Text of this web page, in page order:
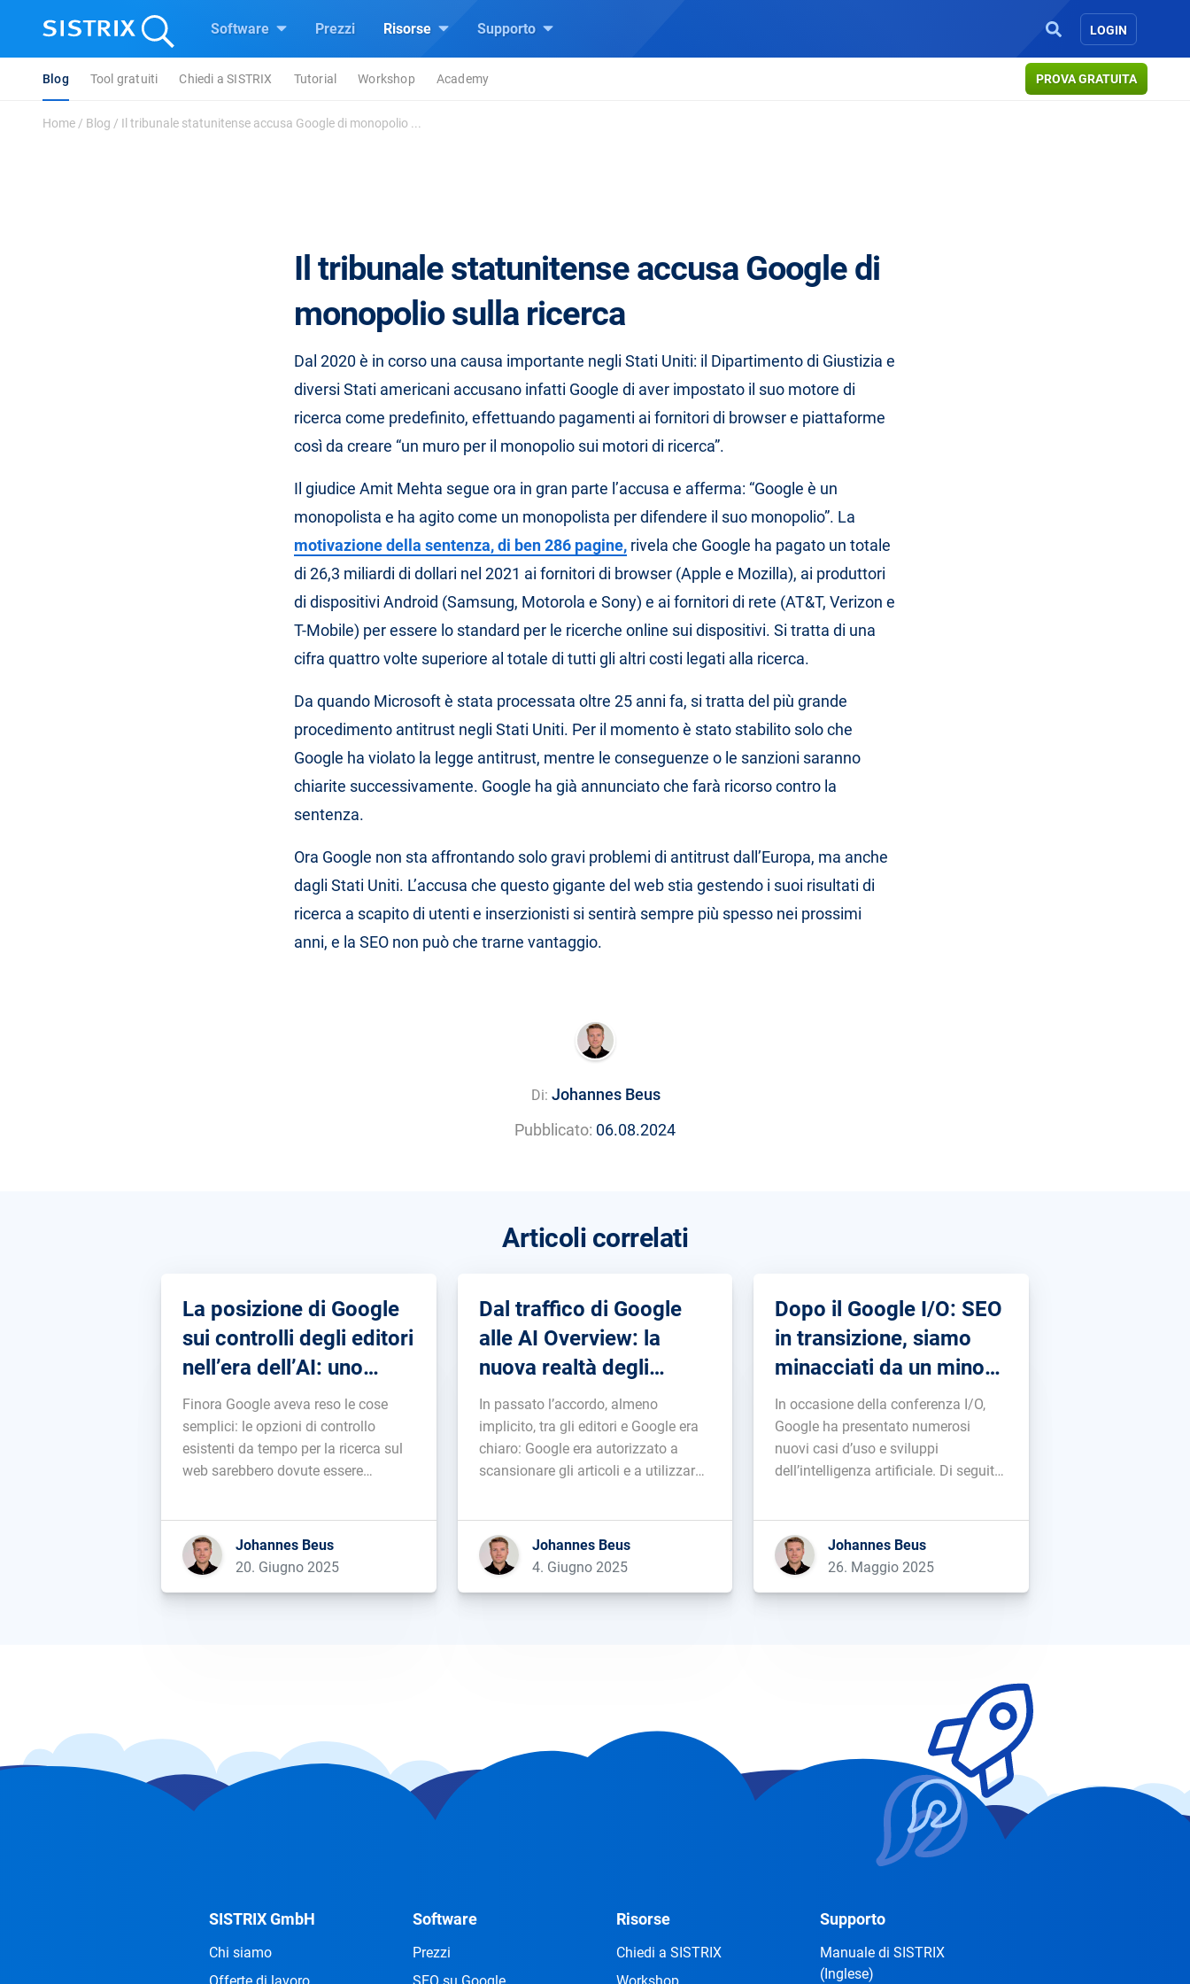
Software Prezzi Risorse Supporto LOGIN
PROVA GRATUITA
Blog Tool gratuiti Chiedi a SISTRIX Tutorial Workshop Academy
Home / Blog / Il tribunale statunitense accusa Google di monopolio ...
Il tribunale statunitense accusa Google di
monopolio sulla ricerca
Dal 2020 è in corso una causa importante negli Stati Uniti: il Dipartimento di Giustizia e
diversi Stati americani accusano infatti Google di aver impostato il suo motore di
ricerca come predefinito, effettuando pagamenti ai fornitori di browser e piattaforme
così da creare “un muro per il monopolio sui motori di ricerca”.
Il giudice Amit Mehta segue ora in gran parte l’accusa e afferma: “Google è un
monopolista e ha agito come un monopolista per difendere il suo monopolio”. La
motivazione della sentenza, di ben 286 pagine, rivela che Google ha pagato un totale
di 26,3 miliardi di dollari nel 2021 ai fornitori di browser (Apple e Mozilla), ai produttori
di dispositivi Android (Samsung, Motorola e Sony) e ai fornitori di rete (AT&T, Verizon e
T-Mobile) per essere lo standard per le ricerche online sui dispositivi. Si tratta di una
cifra quattro volte superiore al totale di tutti gli altri costi legati alla ricerca.
Da quando Microsoft è stata processata oltre 25 anni fa, si tratta del più grande
procedimento antitrust negli Stati Uniti. Per il momento è stato stabilito solo che
Google ha violato la legge antitrust, mentre le conseguenze o le sanzioni saranno
chiarite successivamente. Google ha già annunciato che farà ricorso contro la
sentenza.
Ora Google non sta affrontando solo gravi problemi di antitrust dall’Europa, ma anche
dagli Stati Uniti. L’accusa che questo gigante del web stia gestendo i suoi risultati di
ricerca a scapito di utenti e inserzionisti si sentirà sempre più spesso nei prossimi
anni, e la SEO non può che trarne vantaggio.
Di: Johannes Beus
Pubblicato: 06.08.2024
Articoli correlati
La posizione di Google
sui controlli degli editori
nell’era dell’AI: uno
sguardo dietro le quinte
Finora Google aveva reso le cose
semplici: le opzioni di controllo
esistenti da tempo per la ricerca sul
web sarebbero dovute essere
sia in fase di addestramento che di
visualizzazione. Scopri subito come
Johannes Beus
20. Giugno 2025
Dal traffico di Google
alle AI Overview: la
nuova realtà degli
editori
In passato l’accordo, almeno
implicito, tra gli editori e Google era
chiaro: Google era autorizzato a
scansionare gli articoli e a utilizzarne
ricevevano visitatori tramite la
piattaforma (fermo restando che
Johannes Beus
4. Giugno 2025
Dopo il Google I/O: SEO
in transizione, siamo
minacciati da un minor
traffico a causa dell’AI?
In occasione della conferenza I/O,
Google ha presentato numerosi
nuovi casi d’uso e sviluppi
dell’intelligenza artificiale. Di seguito
Johannes Beus
26. Maggio 2025
SISTRIX GmbH
Chi siamo
Software
Prezzi
Risorse
Chiedi a SISTRIX
Supporto
Manuale di SISTRIX
(Inglese)